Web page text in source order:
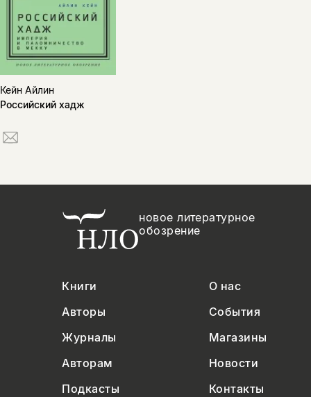
Кейн Айлин
Российский хадж
новое литературное
обозрение
Книги
О нас
Авторы
События
Журналы
Магазины
Авторам
Новости
Подкасты
Контакты